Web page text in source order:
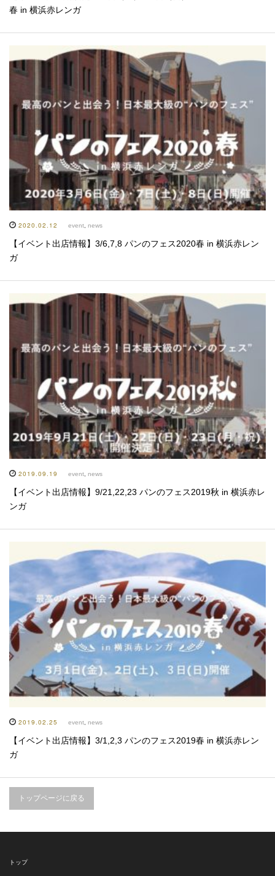
春 in 横浜赤レンガ
2020.02.12 event, news
【イベント出店情報】3/6,7,8 パンのフェス2020春 in 横浜赤レン
ガ
2019.09.19 event news
【イベント出店情報】9/21,22,23 パンのフェス2019秋 in 横浜赤レ
ンガ
2019.02.25 event news
【イベント出店情報】3/1,2,3 パンのフェス2019春 in 横浜赤レン
ガ
トップページに戻る
トップ